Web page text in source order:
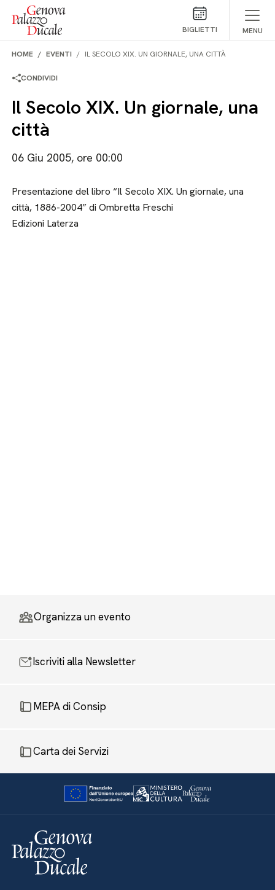
Salta al contenuto
BIGLIETTI MENU
HOME EVENTI IL SECOLO XIX. UN GIORNALE, UNA CITTÀ
CONDIVIDI
Il Secolo XIX. Un giornale, una
città
06 Giu 2005, ore 00:00
Presentazione del libro “Il Secolo XIX. Un giornale, una
città, 1886-2004” di Ombretta Freschi
Edizioni Laterza
Organizza un evento
Iscriviti alla Newsletter
MEPA di Consip
Carta dei Servizi